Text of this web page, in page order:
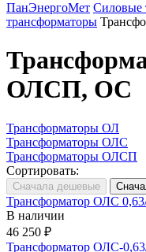
ПанЭнергоМет Силовые
трансформаторы
ОЛСП, ОС
Трансформаторы ОЛ
Трансформаторы ОЛС
Трансформаторы ОЛСП
Сортировать:
Трансформатор ОЛС
В наличии
46 250 ₽
Трансформатор ОЛС-